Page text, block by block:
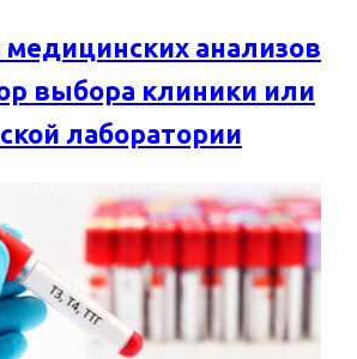
медицинских анализов
выбора клиники или
лаборатории